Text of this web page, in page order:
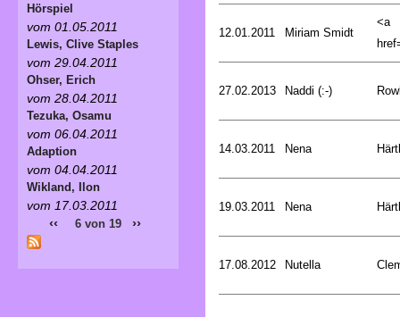
12.01.2011 Miriam Smidt
<a
27.02.2013 Naddi (:-)
14.03.2011 Nena
19.03.2011 Nena
17.08.2012 Nutella
Hörspiel
vom 01.05.2011
Lewis, Clive Staples
vom 29.04.2011
Ohser, Erich
vom 28.04.2011
Tezuka, Osamu
vom 06.04.2011
Adaption
vom 04.04.2011
Wikland, Ilon
vom 17.03.2011
‹‹ 6 von 19 ››